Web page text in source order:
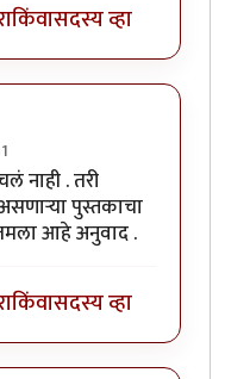
किंवासदस्य व्हा
नाही . तरी
पुस्तकाचा
आहे अनुवाद .
किंवासदस्य व्हा